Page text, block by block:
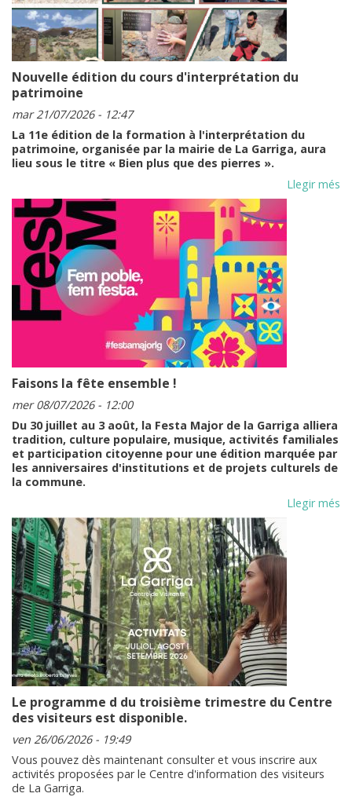
Nouvelle édition du cours d'interprétation du
patrimoine
mar 21/07/2026 - 12:47
La 11e édition de la formation à l'interprétation du
patrimoine, organisée par la mairie de La Garriga, aura
lieu sous le titre « Bien plus que des pierres ».
Llegir més
Faisons la fête ensemble !
mer 08/07/2026 - 12:00
Du 30 juillet au 3 août, la Festa Major de la Garriga alliera
tradition, culture populaire, musique, activités familiales
et participation citoyenne pour une édition marquée par
les anniversaires d'institutions et de projets culturels de
la commune.
Llegir més
Le programme d du troisième trimestre du Centre
des visiteurs est disponible.
ven 26/06/2026 - 19:49
Vous pouvez dès maintenant consulter et vous inscrire aux
activités proposées par le Centre d'information des visiteurs
de La Garriga.